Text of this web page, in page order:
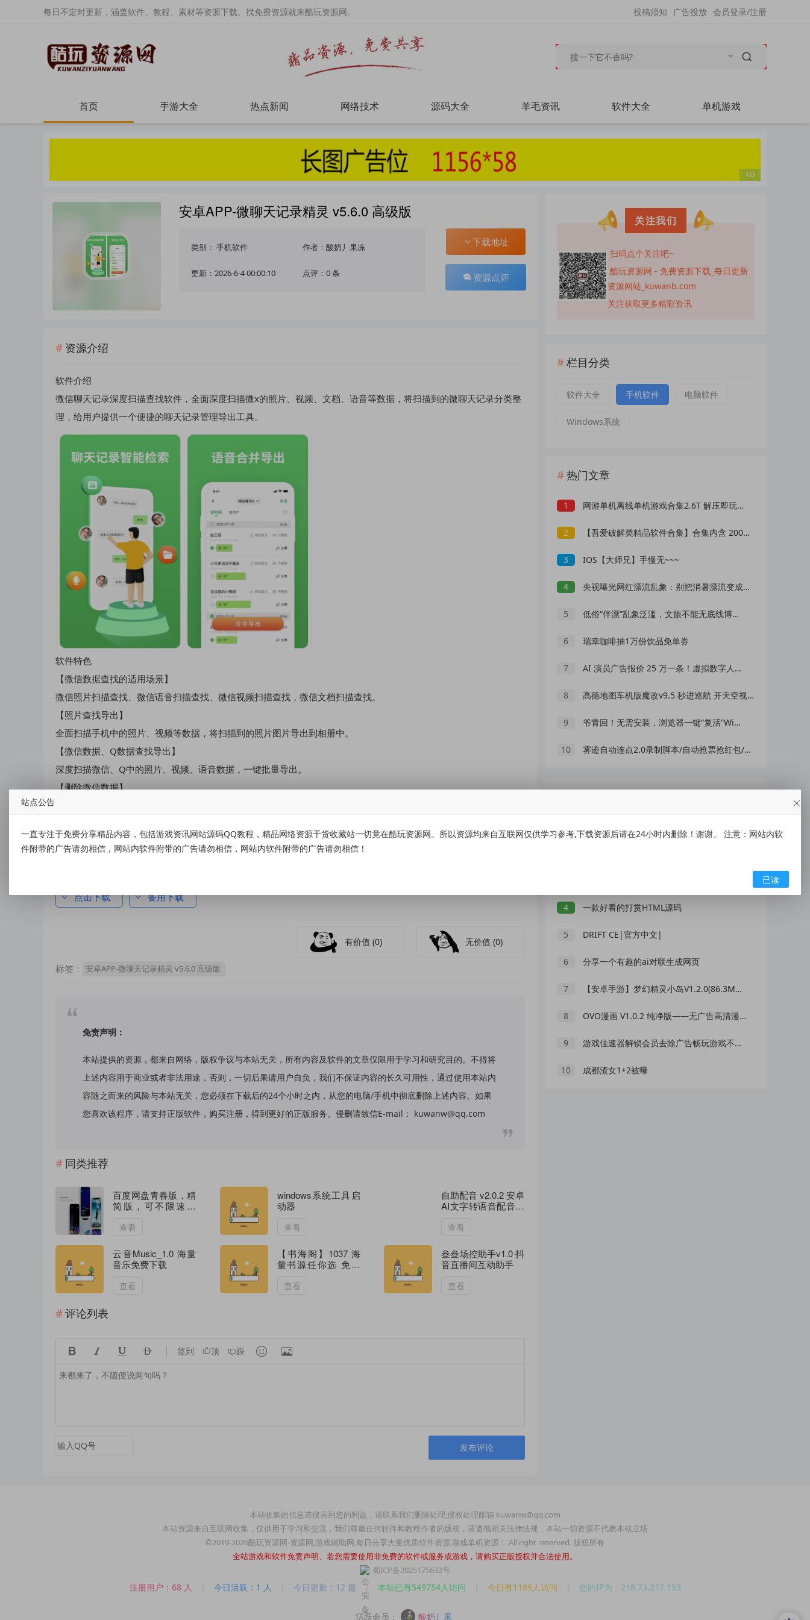
每日不定时更新，涵盖软件、教程、素材等资源下载。找免费资源就来酷玩资源网。 会员登录/注册
广告投放
投稿须知
首页 手游大全 热点新闻 网络技术 源码大全 羊毛资讯 软件大全 单机游戏
安卓APP-微聊天记录精灵 v5.6.0 高级版
类别： 手机软件 作者：酸奶丿果冻
更新：2026-6-4 00:00:10 点评：0 条
下载地址
资源点评
资源介绍
软件介绍
微信聊天记录深度扫描查找软件，全面深度扫描微x的照片、视频、文档、语音等数据，将扫描到的微聊天记录分类整
理，给用户提供一个便捷的聊天记录管理导出工具。
软件特色
【微信数据查找的适用场景】
微信照片扫描查找、微信语音扫描查找、微信视频扫描查找，微信文档扫描查找。
【照片查找导出】
全面扫描手机中的照片、视频等数据，将扫描到的照片图片导出到相册中。
【微信数据、Q数据查找导出】
深度扫描微信、Q中的照片、视频、语音数据，一键批量导出。
【删除微信数据】
查找到的微信照片可免费预览大图，微信文档可免费预览详情，确认后再进行导出。
点击下载 备用下载
有价值(0) 无价值(0)
标签： 安卓APP-微聊天记录精灵 v5.6.0 高级版
免责声明：
本站提供的资源，都来自网络，版权争议与本站无关，所有内容及软件的文章仅限用于学习和研究目的。不得将
上述内容用于商业或者非法用途，否则，一切后果请用户自负，我们不保证内容的长久可用性，通过使用本站内
容随之而来的风险与本站无关，您必须在下载后的24个小时之内，从您的电脑/手机中彻底删除上述内容。如果
您喜欢该程序，请支持正版软件，购买注册，得到更好的正版服务。侵删请致信E-mail： kuwanw@qq.com
同类推荐
百度网盘青春版，精
简版，可不限速下
查看
windows系统工具启
动器
查看
自助配音 v2.0.2 安卓
AI文字转语音配音工
查看
云音Music_1.0 海量
音乐免费下载
查看
【书海阁】1037 海
量书源任你选 免费
查看
叁叁场控助手v1.0 抖
音直播间互动助手
查看
评论列表
    签到 顶 踩  
发布评论
关注我们
扫码点个关注吧~
酷玩资源网 - 免费资源下载_每日更新
资源网站_kuwanb.com
关注获取更多精彩资讯
栏目分类
软件大全 手机软件 电脑软件
Windows系统
热门文章
1 网游单机离线单机游戏合集2.6T 解压即玩 网盘下载 一键端免安装免配置
2 【吾爱破解类精品软件合集】合集内含 2000 +实用工具 【1.5GB】
3 IOS【大师兄】手慢无~~~
4 央视曝光网红漂流乱象：别把消暑漂流变成一场冒险赌命
5 低俗“伴漂”乱象泛滥，文旅不能无底线博流量
6 瑞幸咖啡抽1万份饮品免单券
7 AI 演员广告报价 25 万一条！虚拟数字人正在抢占真人演员市场？
8 高德地图车机版魔改v9.5 秒进巡航 开天空视角 保时捷字体
9 爷青回！无需安装，浏览器一键“复活”Windows
10 雾迹自动连点2.0录制脚本/自动抢票抢红包/游戏脚本
4 一款好看的打赏HTML源码
5 DRIFT CE|官方中文|
6 分享一个有趣的ai对联生成网页
7 【安卓手游】梦幻精灵小岛V1.2.0(86.3MB)网游
8 OVO漫画 V1.0.2 纯净版——无广告高清漫画阅读神器
9 游戏佳速器解锁会员去除广告畅玩游戏不卡顿
10 成都渣女1+2被曝
本站收集的信息若侵害到您的利益，请联系我们删除处理,侵权处理邮箱 kuwanw@qq.com
本站资源来自互联网收集，仅供用于学习和交流，我们尊重任何软件和教程作者的版权，请遵循相关法律法规，本站一切资源不代表本站立场
©2019-2026酷玩资源网-资源网,游戏辅助网,每日分享大量优质软件资源,游戏单机资源！ All right reserved. 版权所有
全站游戏和软件免责声明、若您需要使用非免费的软件或服务或游戏，请购买正版授权并合法使用。
蜀ICP备2025175632号
注册用户：68 人 今日活跃：1 人 今日更新：12 篇 | 本站已有549754人访问 今日有1189人访问 您的IP为：216.73.217.153
活跃会员： 酸奶丿果
站点公告
一直专注于免费分享精品内容，包括游戏资讯网站源码QQ教程，精品网络资源干货收藏站一切竟在酷玩资源网。所以资源均来自互联网仅供学习参考,下载资源后请在24小时内删除！谢谢。 注意：网站内软
件附带的广告请勿相信，网站内软件附带的广告请勿相信，网站内软件附带的广告请勿相信！
已读